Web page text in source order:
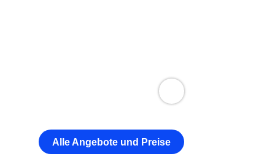
Alle Angebote und Preise